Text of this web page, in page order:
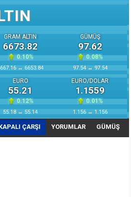
GRAM ALTIN
6673.82
0.10%
↔ 6653.84
GÜMÜŞ
97.62
0.08%
97.54 ↔ 97.54
EURO
55.21
0.12%
55.18 ↔ 55.14
EURO/DOLAR
1.1559
0.01%
1.156 ↔ 1.156
ÇARŞI YORUMLAR GÜMÜŞ